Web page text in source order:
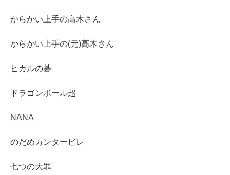
からかい上手の高木さん
からかい上手の(元)高木さん
ヒカルの碁
ドラゴンボール超
NANA
のだめカンタービレ
七つの大罪